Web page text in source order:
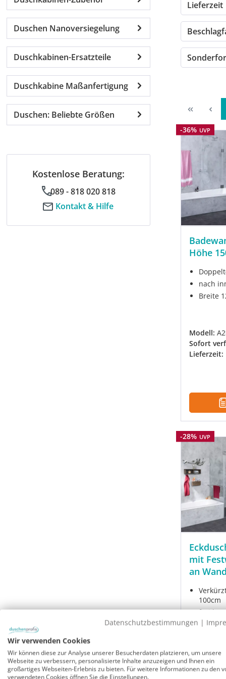
Duschen Nanoversiegelung
Duschkabinen-Ersatzteile
Duschkabine Maßanfertigung
Duschen: Beliebte Größen
Kostenlose Beratung:
089 - 818 020 818
Kontakt & Hilfe
Lieferzeit
Rabatt
-36% UVP
Höhe
nach
Breite
Modell:
Sofort
Lieferzeit:
Rabatt
-28% UVP
mit
an Wand
100cm
frei
Türe
Modell:
Sofort
Datenschutzbestimmungen |
Wir verwenden Cookies
Wir können diese zur Analyse unserer Besucherdaten platzieren, um unsere
Webseite zu verbessern, personalisierte Inhalte anzuzeigen und Ihnen ein
großartiges Webseiten-Erlebnis zu bieten. Für weitere Informationen zu den
verwendeten Cookies öffnen Sie die Einstellungen.